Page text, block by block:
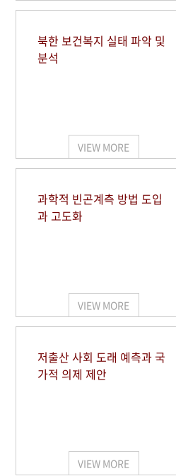
북한 보건복지 실태 파악 및
분석
VIEW MORE
과학적 빈곤계측 방법 도입
과 고도화
VIEW MORE
저출산 사회 도래 예측과 국
가적 의제 제안
VIEW MORE